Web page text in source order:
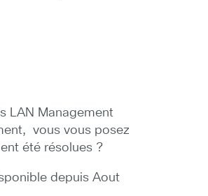
LAN Management
vous vous posez
été résolues ?
depuis Aout